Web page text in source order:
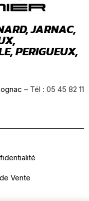
JARNAC,
PERIGUEUX,
– Tél : 05 45 82 11
Vente